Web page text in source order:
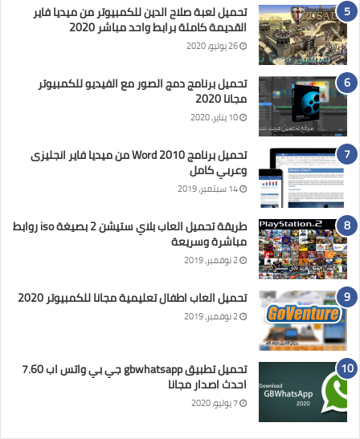
تحميل لعبة صلاح الدين للكمبيوتر من ميديا فاير
القديمة كاملة برابط واحد مباشر 2020
26 يوليو، 2020
تحميل برنامج دمج الصور مع الفيديو للكمبيوتر
مجانا 2020
10 يناير، 2020
تحميل برنامج Word 2010 من ميديا فاير انجليزى
وعربي كامل
14 سبتمبر، 2019
طريقة تحميل العاب بلاي ستيشن 2 بصيغة iso روابط
مباشرة وسريعة
2 نوفمبر، 2019
تحميل العاب اطفال تعليمية مجانا للكمبيوتر 2020
2 نوفمبر، 2019
تحميل تطبيق gbwhatsapp جي بي واتس اب 7.60
احدث اصدار مجانا
7 يوليو، 2020